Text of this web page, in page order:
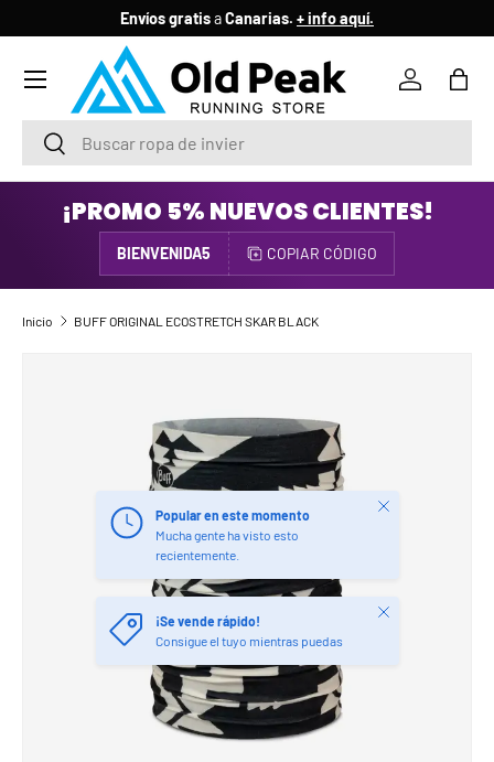
IR AL CONTENIDO
Envíos gratisaCanarias. + info aquí.
BuscarBuscar
Iniciar
Menú
¡PROMO 5% NUEVOS CLIENTES!
BIENVENIDA5 COPIAR CÓDIGO
Inicio BUFF ORIGINAL ECOSTRETCH SKAR BLACK
Popular en este momento
Mucha gente ha visto esto
recientemente.
Cerrar
¡Se vende rápido!
Consigue el tuyo mientras puedas
Cerrar